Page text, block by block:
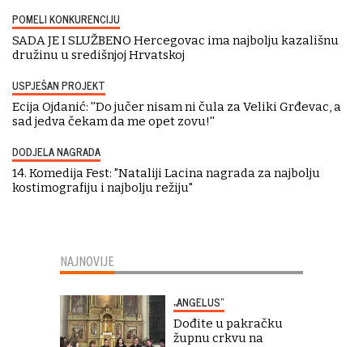
POMELI KONKURENCIJU
SADA JE I SLUŽBENO Hercegovac ima najbolju kazališnu
družinu u središnjoj Hrvatskoj
USPJEŠAN PROJEKT
Ecija Ojdanić: ''Do jučer nisam ni čula za Veliki Grđevac, a
sad jedva čekam da me opet zovu!''
DODJELA NAGRADA
14. Komedija Fest: "Nataliji Lacina nagrada za najbolju
kostimografiju i najbolju režiju"
NAJNOVIJE
„ANGELUS“
Dođite u pakračku
župnu crkvu na